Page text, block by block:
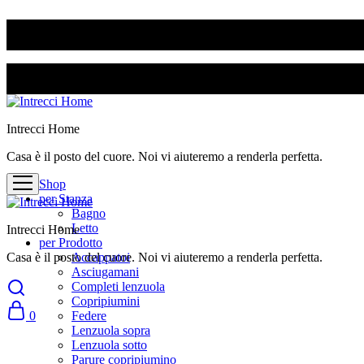
Intrecci Home
Casa è il posto del cuore. Noi vi aiuteremo a renderla perfetta.
Shop
per Stanza
Bagno
Letto
per Prodotto
Accappatoi
Asciugamani
Completi lenzuola
Copripiumini
Federe
Lenzuola sopra
Lenzuola sotto
Parure copripiumino
Intrecci Home
Casa è il posto del cuore. Noi vi aiuteremo a renderla perfetta.
0